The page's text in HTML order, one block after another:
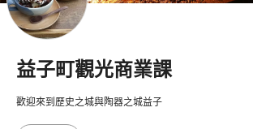
益子町觀光商業課
歡迎來到歷史之城與陶器之城益子